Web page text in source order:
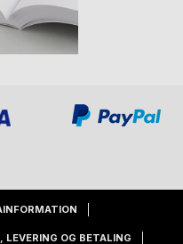
LEVERING OG BETALING